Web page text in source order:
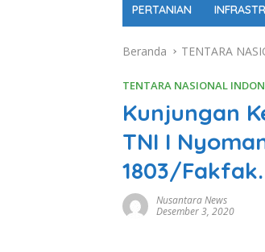
PERTANIAN
Beranda TENTARA
TENTARA NASIONAL
Kunjungan
TNI I
1803/Fakfak.
Nusantara News
Desember 3, 2020